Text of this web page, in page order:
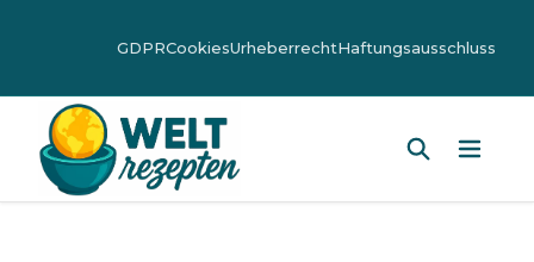
GDPRCookiesUrheberrechtHaftungsausschluss